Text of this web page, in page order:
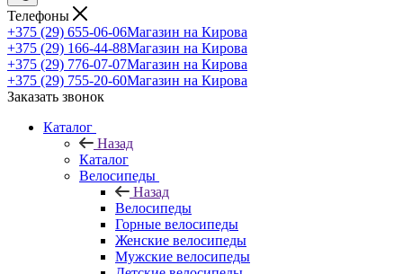
Телефоны
+375 (29) 655-06-06Магазин на Кирова
+375 (29) 166-44-88Магазин на Кирова
+375 (29) 776-07-07Магазин на Кирова
+375 (29) 755-20-60Магазин на Кирова
Заказать звонок
Каталог
Назад
Каталог
Велосипеды
Назад
Велосипеды
Горные велосипеды
Женские велосипеды
Мужские велосипеды